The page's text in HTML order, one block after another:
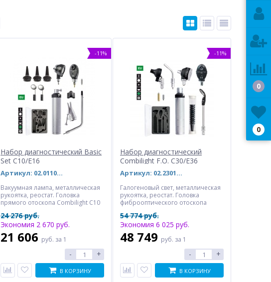
-11%
Набор диагностический Basic
Set C10/E16
Артикул: 02.01104.002
Вакуумная лампа, металлическая
рукоятка, реостат. Головка
прямого отоскопа Combilight C10
гортанный осветитель, два
гортанных зеркала, держатель
шпателя. Офтальмоскоп Е16 (пять
апертур, зеленый фильтр).
Винтовое соединение головок. В
Отличается от Combilight C10/E10
наличием 5 апертур и фильтра в
офтальмоскопе.
24 276 руб.
Экономия 2 670 руб.
21 606 руб. за 1
- +
В КОРЗИНУ
-11%
Набор диагностический
Combilight F.O. C30/E36
Артикул: 02.23014.002
Галогеновый свет, металлическая
рукоятка, реостат. Головка
фиброоптического отоскопа
многоразовых ушных воронок.
Офтальмоскоп Eurolight Е36 (пять
апертур, зеленый фильтр).
Замковое соединение типа "Click".
В футляре для хранения.
54 774 руб.
Экономия 6 025 руб.
48 749 руб. за 1
- +
В КОРЗИНУ
0
0